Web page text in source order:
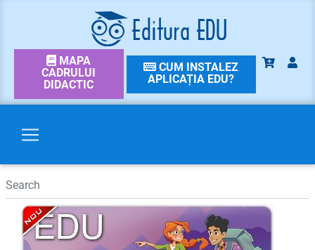
MAPA
CADRULUI
DIDACTIC
CUM INSTALEZ
APLICAȚIA EDU?